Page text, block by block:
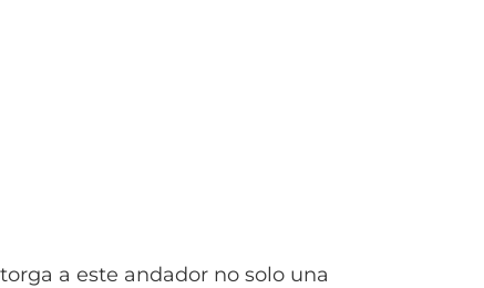
a este andador no solo una